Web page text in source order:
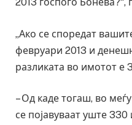
„Ако се споредат
февруари 2013 и
разликата во имотот е
– Од каде тогаш, во
се појавуваат уште 330